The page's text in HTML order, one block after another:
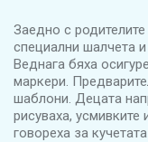
Заедно с
специални шалчета
Веднага бяха
маркери.
шаблони. Децата
рисуваха, усмивките
говореха за